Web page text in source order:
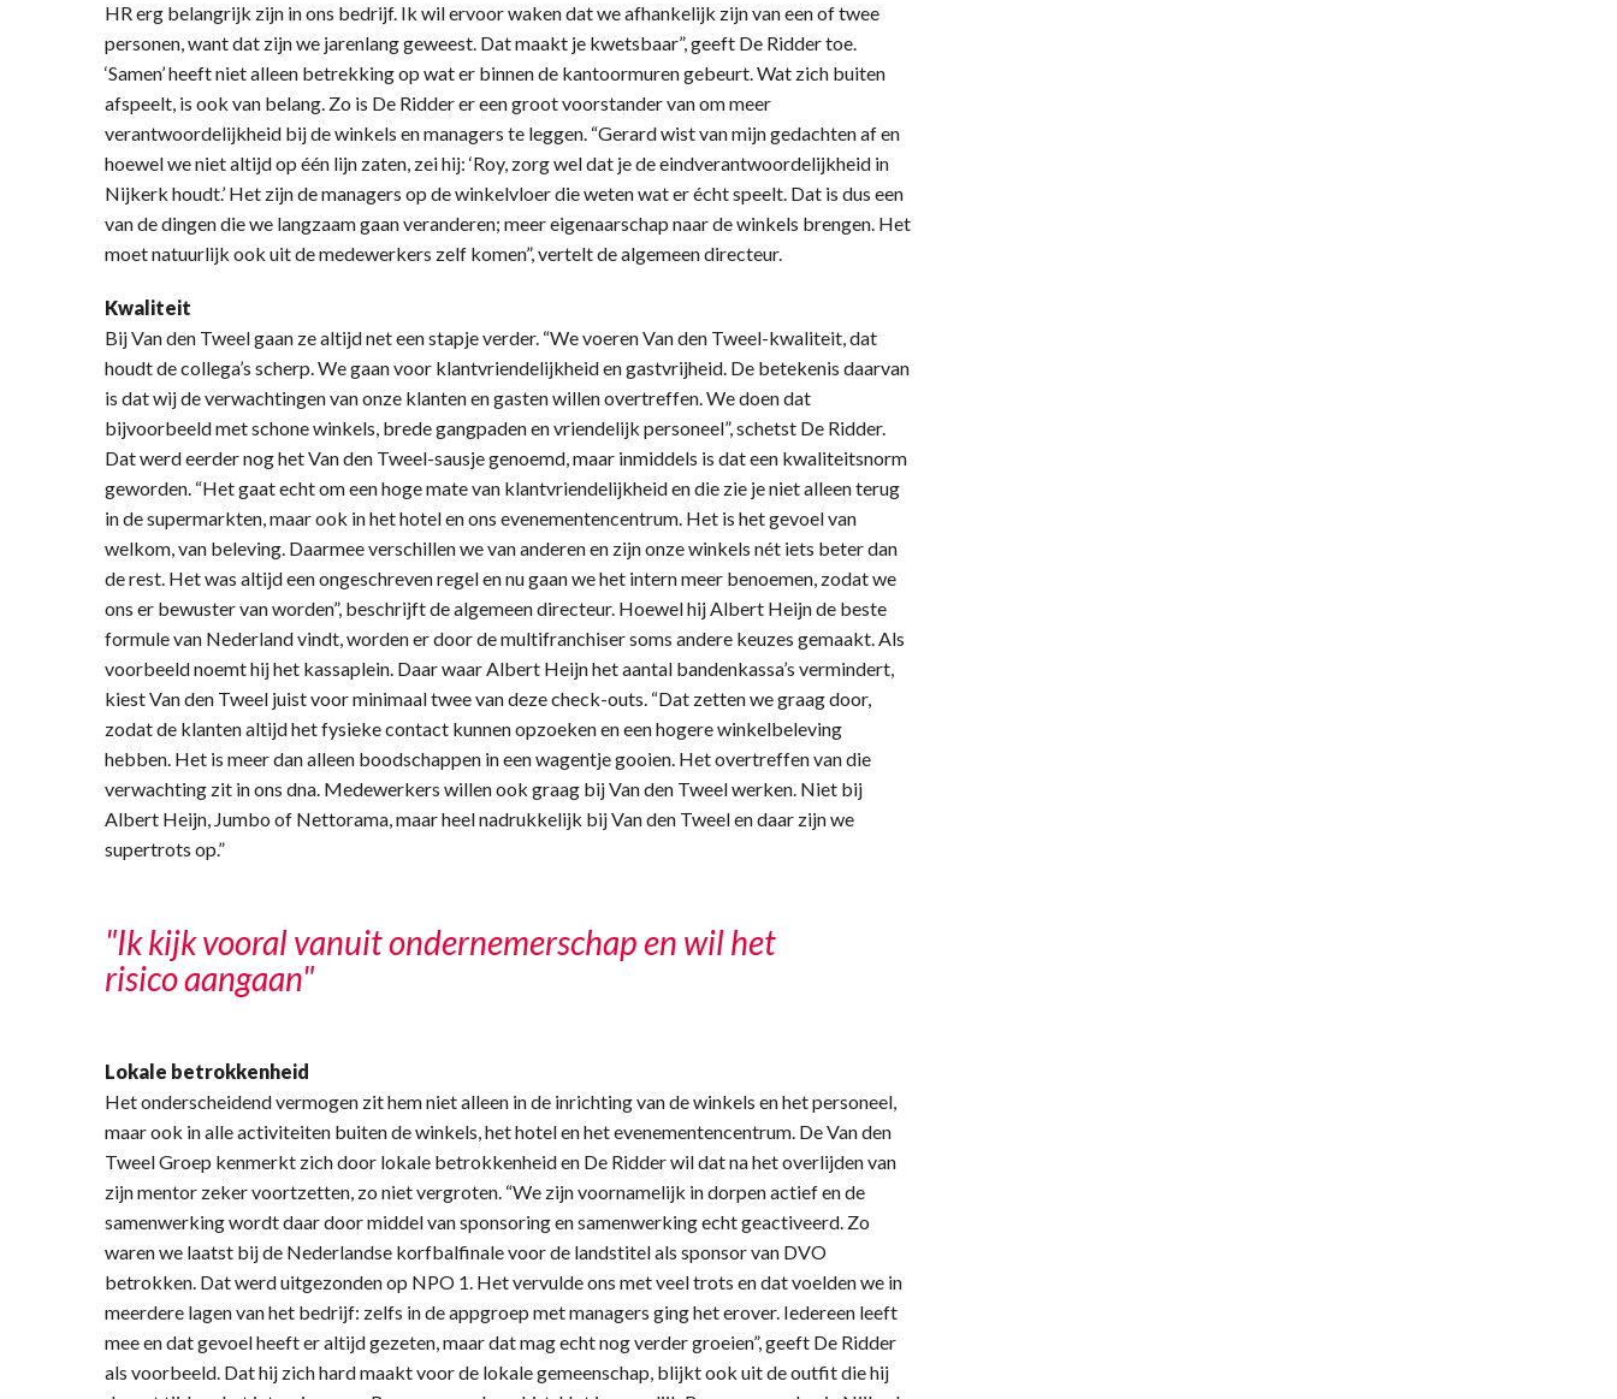
HR erg belangrijk zijn in ons bedrijf. Ik wil ervoor waken dat we afhankelijk zijn van een of twee
personen, want dat zijn we jarenlang geweest. Dat maakt je kwetsbaar”, geeft De Ridder toe.
‘Samen’ heeft niet alleen betrekking op wat er binnen de kantoormuren gebeurt. Wat zich buiten
afspeelt, is ook van belang. Zo is De Ridder er een groot voorstander van om meer
verantwoordelijkheid bij de winkels en managers te leggen. “Gerard wist van mijn gedachten af en
hoewel we niet altijd op één lijn zaten, zei hij: ‘Roy, zorg wel dat je de eindverantwoordelijkheid in
Nijkerk houdt.’ Het zijn de managers op de winkelvloer die weten wat er écht speelt. Dat is dus een
van de dingen die we langzaam gaan veranderen; meer eigenaarschap naar de winkels brengen. Het
moet natuurlijk ook uit de medewerkers zelf komen”, vertelt de algemeen directeur.
Kwaliteit
Bij Van den Tweel gaan ze altijd net een stapje verder. “We voeren Van den Tweel-kwaliteit, dat
houdt de collega’s scherp. We gaan voor klantvriendelijkheid en gastvrijheid. De betekenis daarvan
is dat wij de verwachtingen van onze klanten en gasten willen overtreffen. We doen dat
bijvoorbeeld met schone winkels, brede gangpaden en vriendelijk personeel”, schetst De Ridder.
Dat werd eerder nog het Van den Tweel-sausje genoemd, maar inmiddels is dat een kwaliteitsnorm
geworden. “Het gaat echt om een hoge mate van klantvriendelijkheid en die zie je niet alleen terug
in de supermarkten, maar ook in het hotel en ons evenementencentrum. Het is het gevoel van
welkom, van beleving. Daarmee verschillen we van anderen en zijn onze winkels nét iets beter dan
de rest. Het was altijd een ongeschreven regel en nu gaan we het intern meer benoemen, zodat we
ons er bewuster van worden”, beschrijft de algemeen directeur. Hoewel hij Albert Heijn de beste
formule van Nederland vindt, worden er door de multifranchiser soms andere keuzes gemaakt. Als
voorbeeld noemt hij het kassaplein. Daar waar Albert Heijn het aantal bandenkassa’s vermindert,
kiest Van den Tweel juist voor minimaal twee van deze check-outs. “Dat zetten we graag door,
zodat de klanten altijd het fysieke contact kunnen opzoeken en een hogere winkelbeleving
hebben. Het is meer dan alleen boodschappen in een wagentje gooien. Het overtreffen van die
verwachting zit in ons dna. Medewerkers willen ook graag bij Van den Tweel werken. Niet bij
Albert Heijn, Jumbo of Nettorama, maar heel nadrukkelijk bij Van den Tweel en daar zijn we
supertrots op.”
"Ik kijk vooral vanuit ondernemerschap en wil het
risico aangaan"
Lokale betrokkenheid
Het onderscheidend vermogen zit hem niet alleen in de inrichting van de winkels en het personeel,
maar ook in alle activiteiten buiten de winkels, het hotel en het evenementencentrum. De Van den
Tweel Groep kenmerkt zich door lokale betrokkenheid en De Ridder wil dat na het overlijden van
zijn mentor zeker voortzetten, zo niet vergroten. “We zijn voornamelijk in dorpen actief en de
samenwerking wordt daar door middel van sponsoring en samenwerking echt geactiveerd. Zo
waren we laatst bij de Nederlandse korfbalfinale voor de landstitel als sponsor van DVO
betrokken. Dat werd uitgezonden op NPO 1. Het vervulde ons met veel trots en dat voelden we in
meerdere lagen van het bedrijf: zelfs in de appgroep met managers ging het erover. Iedereen leeft
mee en dat gevoel heeft er altijd gezeten, maar dat mag echt nog verder groeien”, geeft De Ridder
als voorbeeld. Dat hij zich hard maakt voor de lokale gemeenschap, blijkt ook uit de outfit die hij